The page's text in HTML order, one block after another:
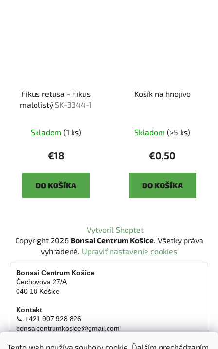
Tento web používa soubory cookie. Ďalším prechádzaním
Fikus retusa - Fikus
malolistý SK-3344-1
Skladom (1 ks)
€18
DO KOŠÍKA
Košík na hnojivo
Skladom (>5 ks)
€0,50
DO KOŠÍKA
Vytvoril Shoptet
Copyright 2026 Bonsai Centrum Košice. Všetky práva
vyhradené. Upraviť nastavenie cookies
Bonsai Centrum Košice
Čechovova 27/A
040 18 Košice
Kontakt
📞 +421 907 928 826
bonsaicentrumkosice@gmail.com